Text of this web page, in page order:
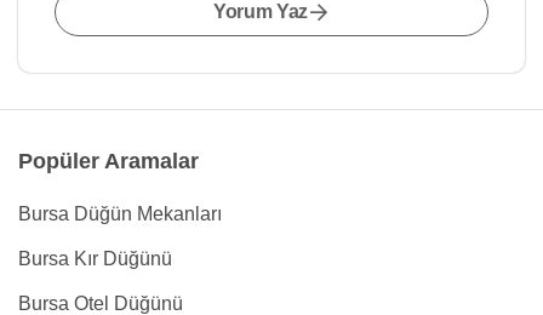
Yorum Yaz
Popüler Aramalar
Bursa Düğün Mekanları
Bursa Kır Düğünü
Bursa Otel Düğünü